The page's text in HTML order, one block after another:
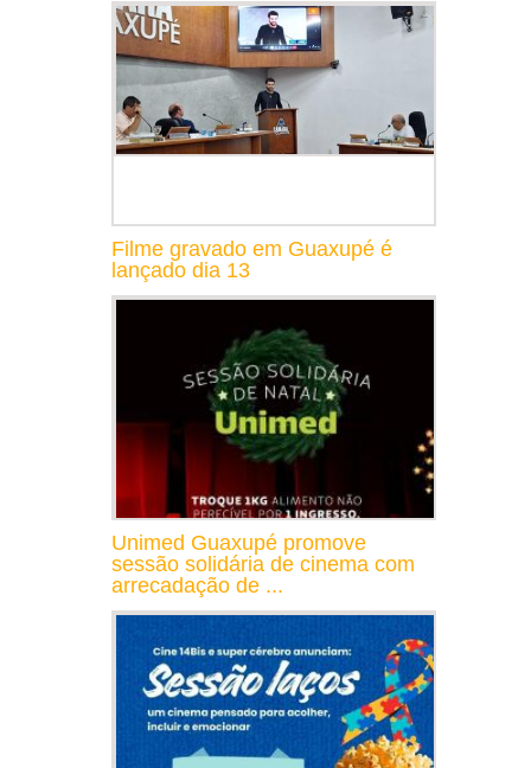
Filme gravado em Guaxupé é
lançado dia 13
Unimed Guaxupé promove
sessão solidária de cinema com
arrecadação de ...